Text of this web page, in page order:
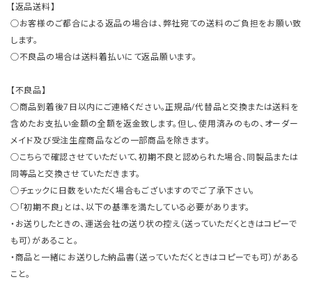
【返品送料】
○お客様のご都合による返品の場合は、弊社宛ての送料のご負担をお願い致
します。
○不良品の場合は送料着払いにて返品願います。
【不良品】
○商品到着後7日以内にご連絡ください。正規品/代替品と交換または送料を
含めたお支払い金額の全額を返金致します。但し、使用済みのもの、オーダー
メイド及び受注生産商品などの一部商品を除きます。
○こちらで確認させていただいて、初期不良と認められた場合、同製品または
同等品と交換させていただきます。
○チェックに日数をいただく場合もございますのでご了承下さい。
○「初期不良」とは、以下の基準を満たしている必要があります。
・お送りしたときの、運送会社の送り状の控え（送っていただくときはコピーで
も可）があること。
・商品と一緒にお送りした納品書（送っていただくときはコピーでも可）がある
こと。